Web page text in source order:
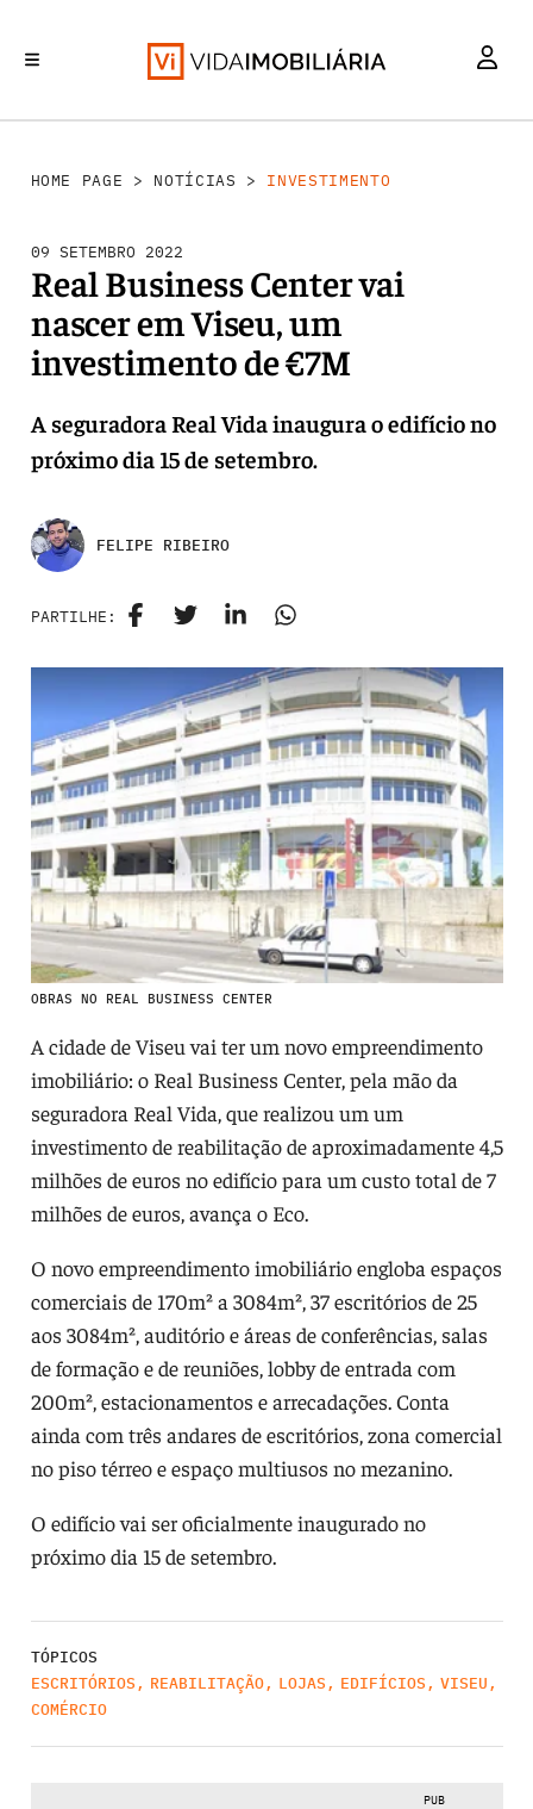
HOME PAGE > NOTÍCIAS > INVESTIMENTO
09 SETEMBRO 2022
Real Business Center vai
nascer em Viseu, um
investimento de €7M
A seguradora Real Vida inaugura o edifício no
próximo dia 15 de setembro.
FELIPE RIBEIRO
PARTILHE:
OBRAS NO REAL BUSINESS CENTER
A cidade de Viseu vai ter um novo empreendimento
imobiliário: o Real Business Center, pela mão da
seguradora Real Vida, que realizou um um
investimento de reabilitação de aproximadamente 4,5
milhões de euros no edifício para um custo total de 7
milhões de euros, avança o Eco.
O novo empreendimento imobiliário engloba espaços
comerciais de 170m² a 3084m², 37 escritórios de 25
aos 3084m², auditório e áreas de conferências, salas
de formação e de reuniões, lobby de entrada com
200m², estacionamentos e arrecadações. Conta
ainda com três andares de escritórios, zona comercial
no piso térreo e espaço multiusos no mezanino.
O edifício vai ser oficialmente inaugurado no
próximo dia 15 de setembro.
TÓPICOS
ESCRITÓRIOS , REABILITAÇÃO, LOJAS , EDIFÍCIOS , VISEU ,
COMÉRCIO
PUB